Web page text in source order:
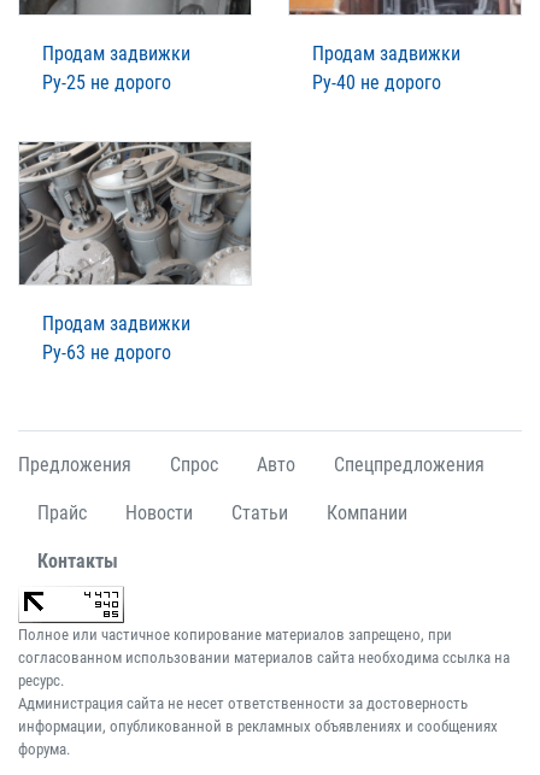
Продам задвижки
Ру-25 не дорого
Продам задвижки
Ру-40 не дорого
Продам задвижки
Ру-63 не дорого
Предложения Спрос Авто Спецпредложения
Прайс Новости Статьи Компании
Контакты
Полное или частичное копирование материалов запрещено, при
согласованном использовании материалов сайта необходима ссылка на
ресурс.
Администрация сайта не несет ответственности за достоверность
информации, опубликованной в рекламных объявлениях и сообщениях
форума.